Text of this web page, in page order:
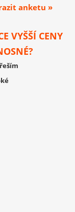
anketu »
VYŠŠÍ CENY